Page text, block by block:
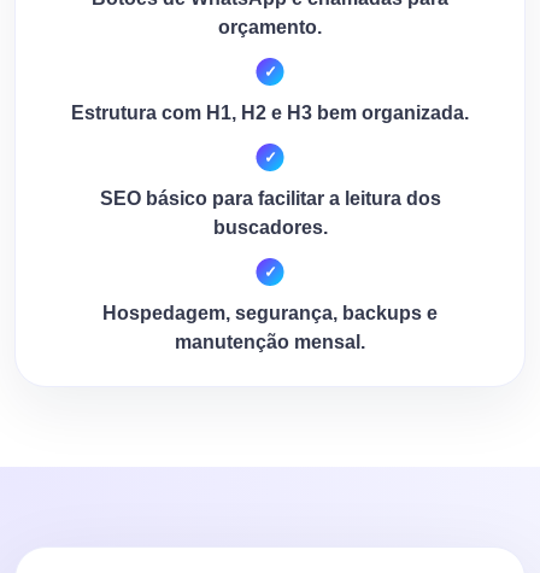
orçamento.
Estrutura com H1, H2 e H3 bem organizada.
SEO básico para facilitar a leitura dos
buscadores.
Hospedagem, segurança, backups e
manutenção mensal.